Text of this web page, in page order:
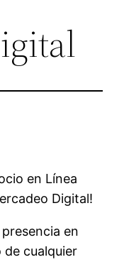
en Línea
Digital!
en
de cualquier